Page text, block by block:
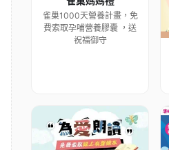
雀巢1000天營養計畫，免
費索取孕哺營養膠囊 ，送
祝福御守